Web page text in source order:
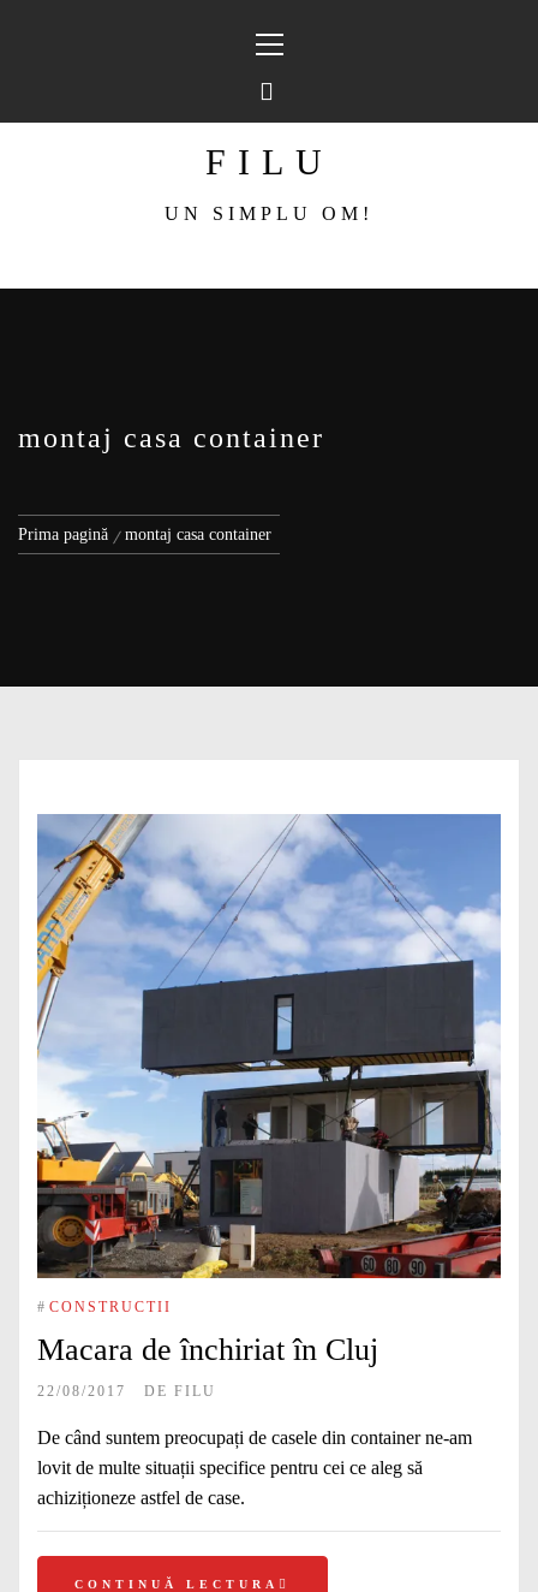
principal
FILU
UN SIMPLU OM!
montaj casa container
Prima pagină montaj casa container
# CONSTRUCTII
Macara de închiriat în Cluj
22/08/2017 DE FILU
De când suntem preocupați de casele din container ne-am
lovit de multe situații specifice pentru cei ce aleg să
achiziționeze astfel de case.
CONTINUĂ LECTURA